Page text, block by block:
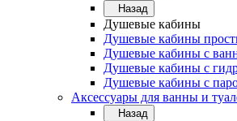
Назад
Душевые кабины
Душевые кабины
Душевые кабины с
Душевые кабины с
Душевые кабины с
Аксессуары для ванны и
Назад